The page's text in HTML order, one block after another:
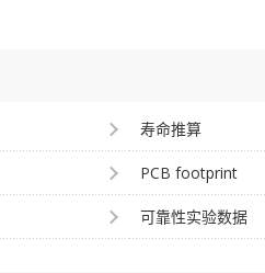
寿命推算
PCB footprint
可靠性实验数据